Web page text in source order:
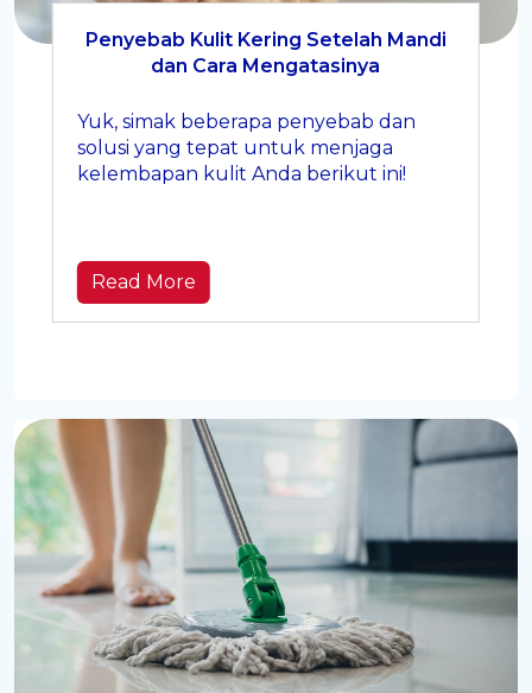
Penyebab Kulit Kering Setelah Mandi
dan Cara Mengatasinya
Yuk, simak beberapa penyebab dan
solusi yang tepat untuk menjaga
kelembapan kulit Anda berikut ini!
Read More